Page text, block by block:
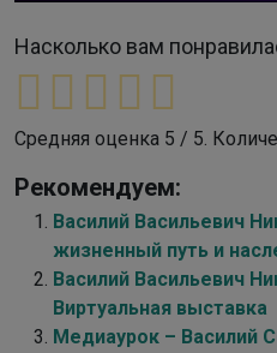
Насколько вам
Средняя оценка 5 / 5.
Рекомендуем:
Василий Васильевич
жизненный путь и
Василий Васильевич
Виртуальная выставка
Медиаурок – Василий